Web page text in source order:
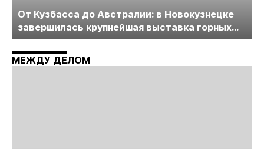
От Кузбасса до Австралии: в Новокузнецке
завершилась крупнейшая выставка горных
технологий «Недра России. Уголь России и
Майнинг»
МЕЖДУ ДЕЛОМ